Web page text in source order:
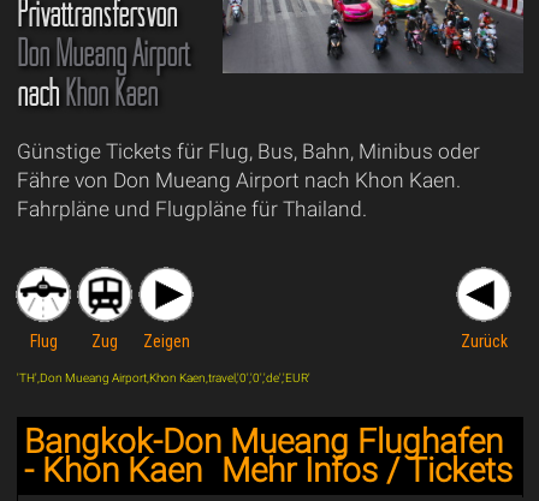
Privattransfersvon
Don Mueang Airport
nach Khon Kaen
Günstige Tickets für Flug, Bus, Bahn, Minibus oder
Fähre von Don Mueang Airport nach Khon Kaen.
Fahrpläne und Flugpläne für Thailand.
Flug Zug Zeigen Zurück
'TH',Don Mueang Airport,Khon Kaen,travel,'0','0','de','EUR'
Bangkok-Don Mueang Flughafen
- Khon Kaen Mehr Infos / Tickets